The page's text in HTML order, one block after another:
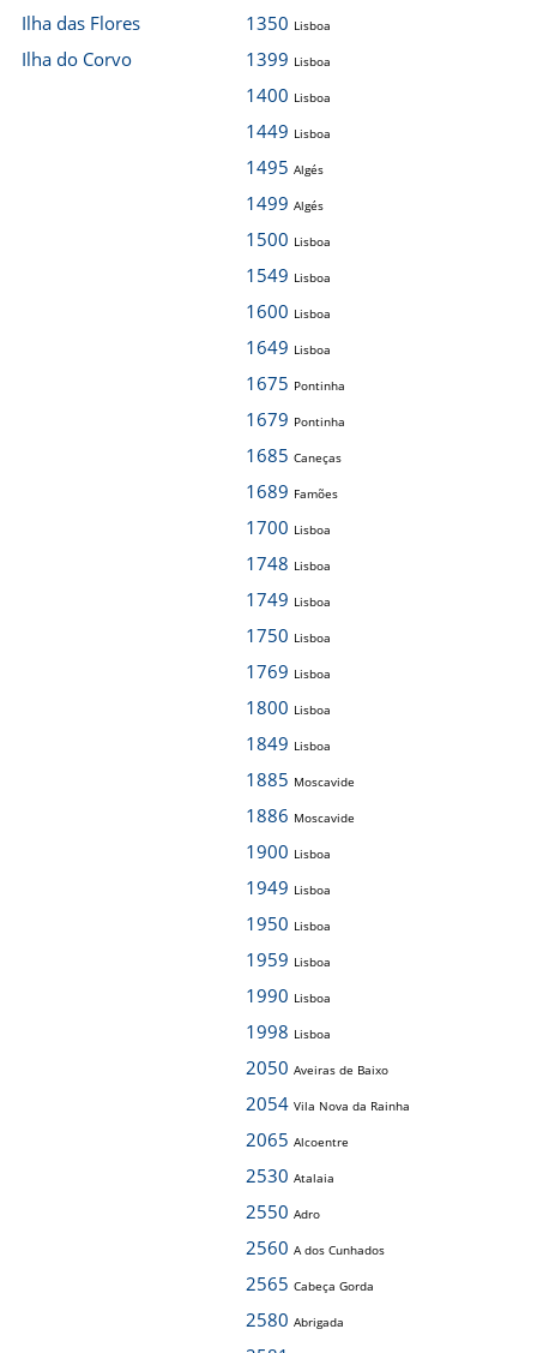
Ilha das Flores
Ilha do Corvo
1350 Lisboa
1399 Lisboa
1400 Lisboa
1449 Lisboa
1495 Algés
1499 Algés
1500 Lisboa
1549 Lisboa
1600 Lisboa
1649 Lisboa
1675 Pontinha
1679 Pontinha
1685 Caneças
1689 Famões
1700 Lisboa
1748 Lisboa
1749 Lisboa
1750 Lisboa
1769 Lisboa
1800 Lisboa
1849 Lisboa
1885 Moscavide
1886 Moscavide
1900 Lisboa
1949 Lisboa
1950 Lisboa
1959 Lisboa
1990 Lisboa
1998 Lisboa
2050 Aveiras de Baixo
2054 Vila Nova da Rainha
2065 Alcoentre
2530 Atalaia
2550 Adro
2560 A dos Cunhados
2565 Cabeça Gorda
2580 Abrigada